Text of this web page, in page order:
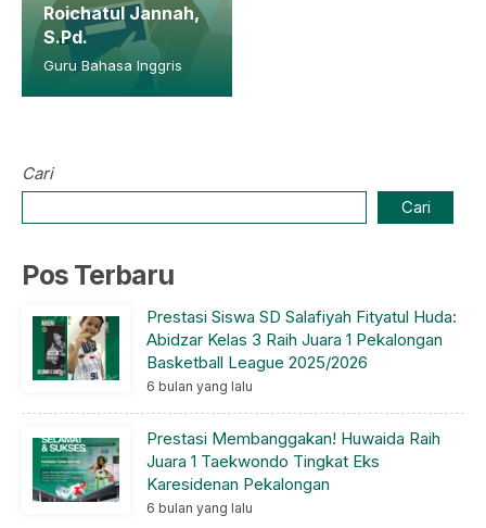
Roichatul Jannah,
S.Pd.
Guru Bahasa Inggris
Cari
Cari
Pos Terbaru
Prestasi Siswa SD Salafiyah Fityatul Huda:
Abidzar Kelas 3 Raih Juara 1 Pekalongan
Basketball League 2025/2026
6 bulan yang lalu
Prestasi Membanggakan! Huwaida Raih
Juara 1 Taekwondo Tingkat Eks
Karesidenan Pekalongan
6 bulan yang lalu